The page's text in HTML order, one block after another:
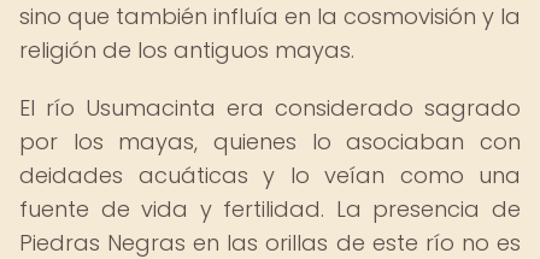
sino que también influía en la cosmovisión y la
religión de los antiguos mayas.
El río Usumacinta era considerado sagrado
por los mayas, quienes lo asociaban con
deidades acuáticas y lo veían como una
fuente de vida y fertilidad. La presencia de
Piedras Negras en las orillas de este río no es